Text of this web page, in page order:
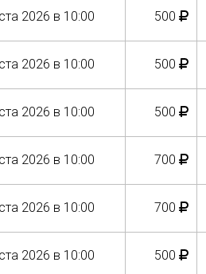
2026 в 10:00 500
2026 в 10:00 500
2026 в 10:00 500
2026 в 10:00 700
2026 в 10:00 700
2026 в 10:00 500